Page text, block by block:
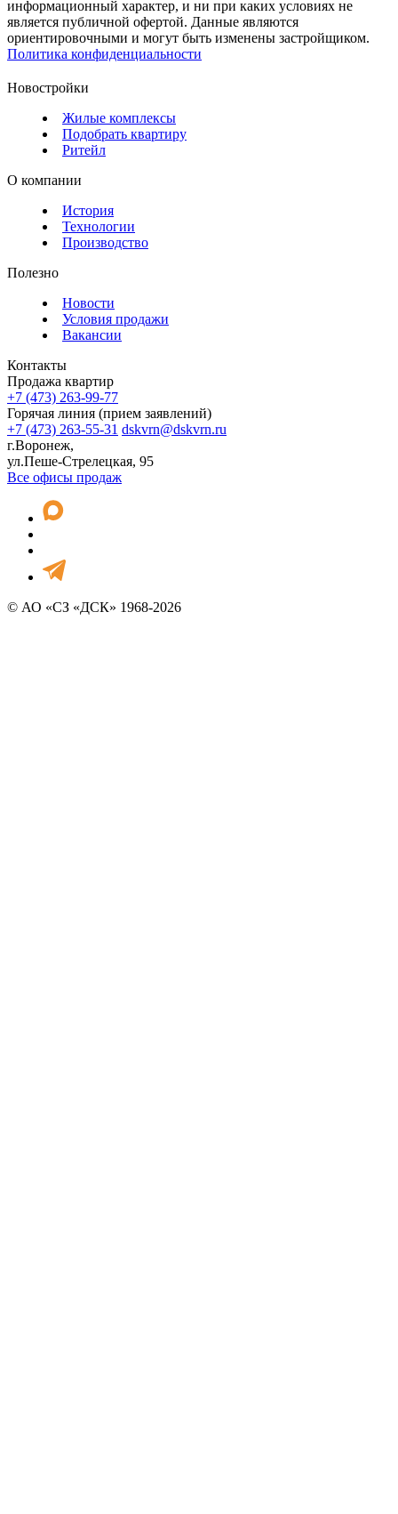
информационный характер, и ни при каких условиях не
является публичной офертой. Данные являются
ориентировочными и могут быть изменены застройщиком.
Политика конфиденциальности
Новостройки
Жилые комплексы
Подобрать квартиру
Ритейл
О компании
История
Технологии
Производство
Полезно
Новости
Условия продажи
Вакансии
Контакты
Продажа квартир
+7 (473) 263-99-77
Горячая линия (прием заявлений)
+7 (473) 263-55-31 dskvrn@dskvrn.ru
г.Воронеж,
ул.Пеше-Стрелецкая, 95
Все офисы продаж
© АО «СЗ «ДСК» 1968-2026